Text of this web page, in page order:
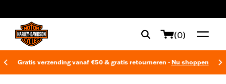
(0)
Gratis verzending vanaf €50 & gratis retourneren - Nu shoppen